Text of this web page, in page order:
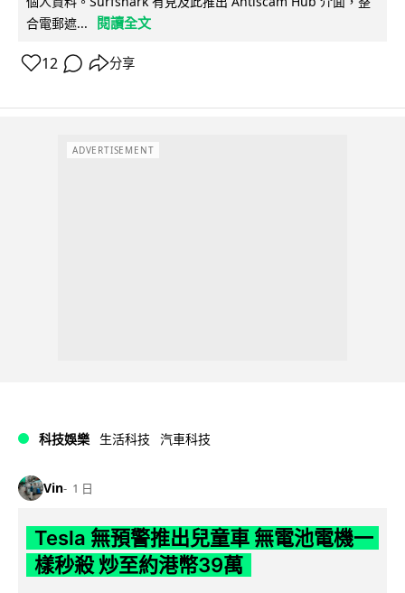
合電郵遮...
閱讀全文
12 分享
ADVERTISEMENT
科技娛樂 生活科技 汽車科技
Vin 1 日
Tesla 無預警推出兒童車 無電池電機一
樣秒殺 炒至約港幣39萬